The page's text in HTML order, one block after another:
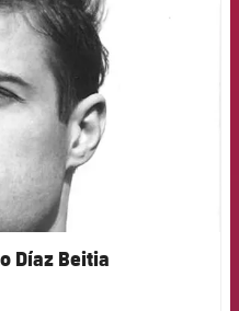
Díaz Beitia